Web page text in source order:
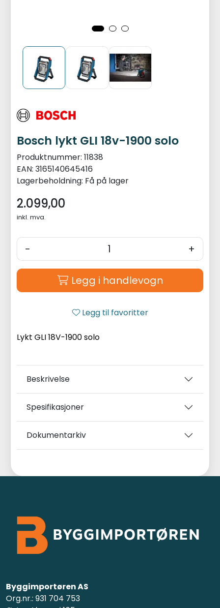
Bosch lykt GLI 18v-1900 solo
Produktnummer: 11838
EAN: 3165140645416
Lagerbeholdning: Få på lager
2.099,00
inkl. mva.
- +
Legg i handlevogn
Legg til favoritter
Lykt GLI 18V-1900 solo
Beskrivelse
Spesifikasjoner
Dokumentarkiv
Byggimportøren AS
Org.nr.: 931 704 753